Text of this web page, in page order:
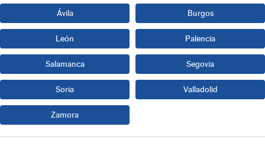
Ávila Burgos
León Palencia
Salamanca Segovia
Soria Valladolid
Zamora